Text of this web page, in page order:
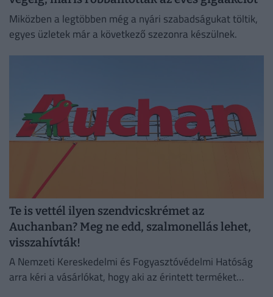
Miközben a legtöbben még a nyári szabadságukat töltik,
egyes üzletek már a következő szezonra készülnek.
Te is vettél ilyen szendvicskrémet az
Auchanban? Meg ne edd, szalmonellás lehet,
visszahívták!
A Nemzeti Kereskedelmi és Fogyasztóvédelmi Hatóság
arra kéri a vásárlókat, hogy aki az érintett terméket